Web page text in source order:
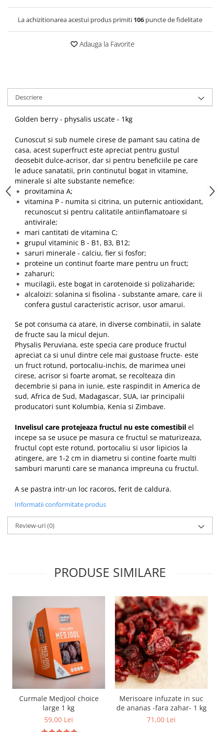
La achizitionarea acestui produs primiti 106 puncte de fidelitate
Adauga la Favorite
Descriere
Golden berry - physalis uscate - 1kg
Cunoscut si sub numele cirese de pamant sau catina de
casa, acest superfruct este apreciat pentru gustul
deosebit dulce-acrisor, dar si pentru beneficiile pe care
le aduce sanatatii, prin continutul bogat in vitamine,
minerale si alte substante nemefice:
provitamina A;
vitamina P - numita si citrina, un puternic antioxidant,
recunoscut si pentru calitatile antiinflamatoare si
antivirale;
mari cantitati de vitamina C;
grupul vitaminic B - B1, B3, B12;
saruri minerale - calciu, fier si fosfor;
proteine un continut foarte mare pentru un fruct;
zaharuri;
mucilagii, este bogat in carotenoide si polizaharide;
alcaloizi: solanina si fisolina - substante amare, care ii
confera gustul caracteristic acrisor, usor amarui.
Se pot consuma ca atare, in diverse combinatii, in salate
de fructe sau la micul dejun.
Physalis Peruviana, este specia care produce fructul
apreciat ca si unul dintre cele mai gustoase fructe- este
un fruct rotund, portocaliu-inchis, de marimea unei
cirese, acrisor si foarte aromat, se recolteaza din
decembrie si pana in iunie, este raspindit in America de
sud, Africa de Sud, Madagascar, SUA, iar principalii
producatori sunt Kolumbia, Kenia si Zimbave.
Invelisul care protejeaza fructul nu este comestibil el
incepe sa se usuce pe masura ce fructul se maturizeaza,
fructul copt este rotund, portocaliu si usor lipicios la
atingere, are 1-2 cm in diametru si contine foarte multi
samburi marunti care se mananca impreuna cu fructul.
A se pastra intr-un loc racoros, ferit de caldura.
Informatii conformitate produs
Review-uri(0)
PRODUSE SIMILARE
Curmale Medjool choice
large 1 kg
59,00 Lei
Merisoare infuzate in suc
de ananas -fara zahar- 1 kg
71,00 Lei